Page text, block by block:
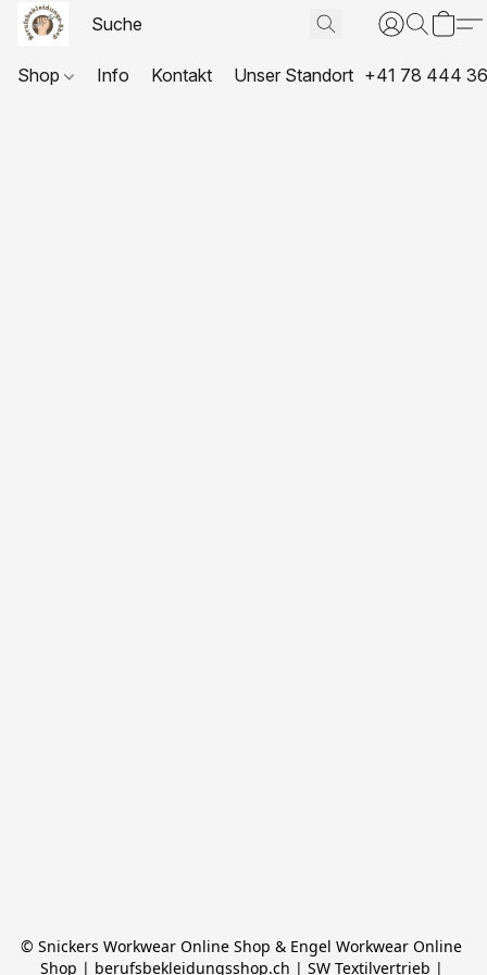
Shop Info Kontakt Unser Standort +41 78 444
© Snickers Workwear Online Shop & Engel Workwear Online
Shop | berufsbekleidungsshop.ch | SW Textilvertrieb |